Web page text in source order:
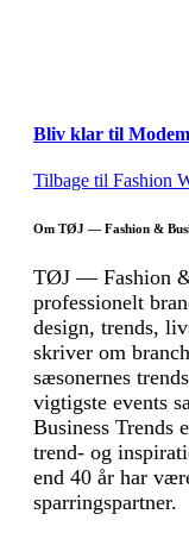
Bliv klar til
Tilbage til Fashion
Om TØJ — Fashion &
TØJ — Fashion &
professionelt
design, trends,
skriver om
sæsonernes
vigtigste events
Business Trends
trend- og
end 40 år har
sparringspartner.